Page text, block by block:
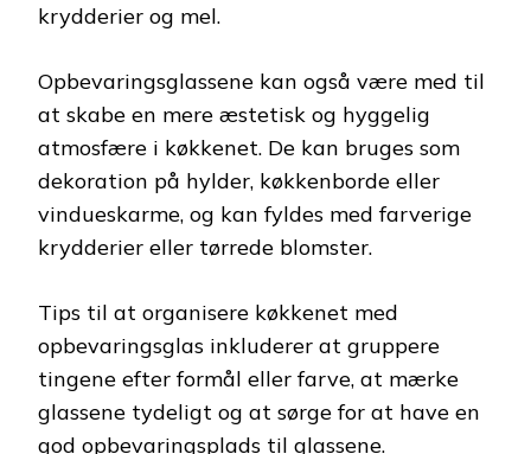
krydderier og mel.
Opbevaringsglassene kan også være med til
at skabe en mere æstetisk og hyggelig
atmosfære i køkkenet. De kan bruges som
dekoration på hylder, køkkenborde eller
vindueskarme, og kan fyldes med farverige
krydderier eller tørrede blomster.
Tips til at organisere køkkenet med
opbevaringsglas inkluderer at gruppere
tingene efter formål eller farve, at mærke
glassene tydeligt og at sørge for at have en
god opbevaringsplads til glassene.